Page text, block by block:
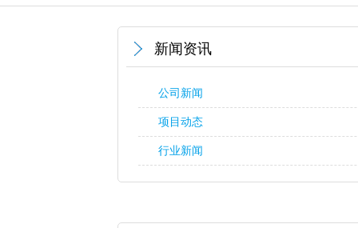
新闻资讯
公司新闻
项目动态
行业新闻